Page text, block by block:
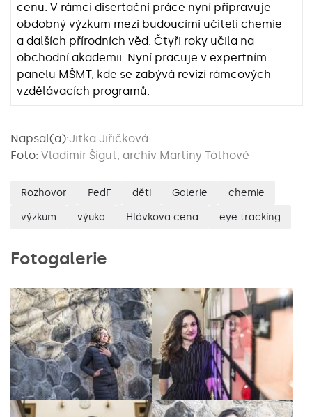
cenu. V rámci disertační práce nyní připravuje
obdobný výzkum mezi budoucími učiteli chemie
a dalších přírodních věd. Čtyři roky učila na
obchodní akademii. Nyní pracuje v expertním
panelu MŠMT, kde se zabývá revizí rámcových
vzdělávacích programů.
Napsal(a):Jitka Jiřičková
Foto: Vladimír Šigut, archiv Martiny Tóthové
Rozhovor PedF děti Galerie chemie
výzkum výuka Hlávkova cena eye tracking
Fotogalerie